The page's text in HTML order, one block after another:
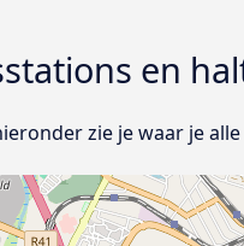
en
zie je waar je